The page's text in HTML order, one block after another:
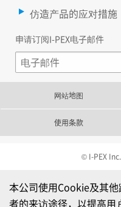
仿造产品的应对措施
申请订阅I-PEX电子邮件
网站地图
使用条款
© I-PEX
本公司使用Cookie及其
者的来访途径，以提高